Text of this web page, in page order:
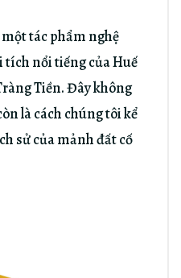
tác phẩm nghệ
nổi tiếng của Huế
Tiền. Đây không
là cách chúng tôi kể
sử của mảnh đất cố